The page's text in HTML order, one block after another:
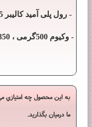
- رول پلی آمید کالیبر 135 و165 و پرسی 165
- وکیوم 500گرمی ، 350گرمی ، 250گرمی
به اين محصول چه امتيازي
ما درميان بگذاريد.